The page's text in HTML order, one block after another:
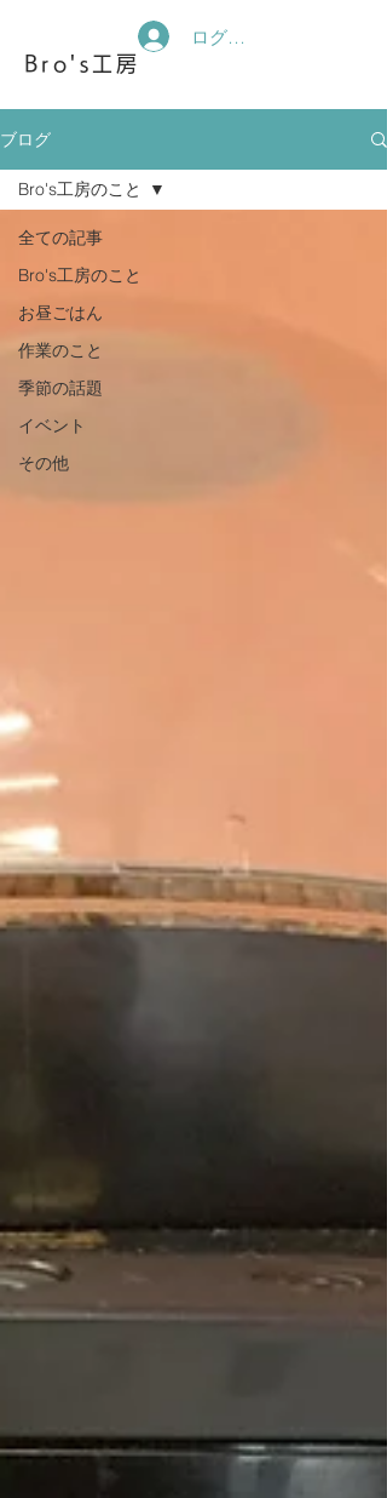
Bro's工房
ログイン
ブログ
全ての記事
Bro's工房のこと
お昼ごはん
作業のこと
季節の話題
イベント
その他
Bro's工房のこと